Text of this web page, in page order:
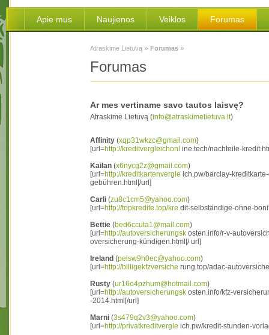
Apie mus Naujienos Veiklos Forumas
Atraskime Lietuvą » Forumas »
Forumas
Ar mes vertiname savo tautos laisvę?
Atraskime Lietuvą (info@atraskimelietuva.lt)
Affinity (xqp31wkzc@gmail.com)
[url=http://kreditvergleichonl ine.tech/nachteile-
Kailan (x6nycg2z@gmail.com)
[url=http://kreditkartenvergle ich.pw/barclay-
gebühren.html[/url]
Carli (zu8c1cm5@yahoo.com)
[url=http://topkredite.top/kre dit-selbständige-ohne-
Bettie (bed6ccuta1@mail.com)
[url=http://autoversicherungsk osten.info/r-v-
oversicherung-kündigen.html[/ url]
Ireland (peisw9h0ec@yahoo.com)
[url=http://billigekfzversiche rung.top/adac-
Rusty (ur16o4pzhum@hotmail.com)
[url=http://autoversicherungsk osten.info/kfz-
-2014.html[/url]
Marni (3s479q2v3@yahoo.com)
[url=http://privatkreditvergle ich.pw/kredit-stunden-